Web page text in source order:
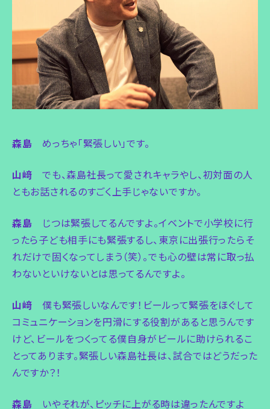
森島 めっちゃ「緊張しい」です。
山﨑 でも、森島社長って愛されキャラやし、初対面の人
ともお話されるのすごく上手じゃないですか。
森島 じつは緊張してるんですよ。イベントで小学校に行
ったら子ども相手にも緊張するし、東京に出張行ったらそ
れだけで固くなってしまう（笑）。でも心の壁は常に取っ払
わないといけないとは思ってるんですよ。
山﨑 僕も緊張しいなんです！ビールって緊張をほぐして
コミュニケーションを円滑にする役割があると思うんです
けど、ビールをつくってる僕自身がビールに助けられるこ
とってあります。緊張しい森島社長は、試合ではどうだった
んですか？！
森島 いやそれが、ピッチに上がる時は違ったんですよ